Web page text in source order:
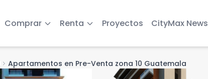
Comprar Renta Proyectos CityMax News
chevron_right Apartamentos en Pre-Venta zona 10 Guatemala